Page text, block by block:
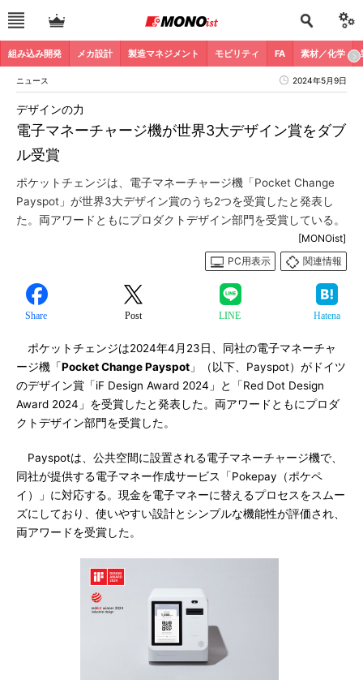
組み込み開発 メカ設計 製造マネジメント モビリティ FA 素材／化学
ニュース 2024年5月9日
電子マネーチャージ機が世界3大デザイン賞をダブ
ル受賞
デザインの力
ポケットチェンジは、電子マネーチャージ機「Pocket Change
Payspot」が世界3大デザイン賞のうち2つを受賞したと発表し
た。両アワードともにプロダクトデザイン部門を受賞している。
[MONOist]
PC用表示
関連情報
Share Post LINE Hatena
ポケットチェンジは2024年4月23日、同社の電子マネーチャ
ージ機「Pocket Change Payspot 」（以下、Payspot）がドイツ
のデザイン賞「iF Design Award 2024」と「Red Dot Design
Award 2024」を受賞したと発表した。両アワードともにプロダ
クトデザイン部門を受賞した。
Payspotは、公共空間に設置される電子マネーチャージ機で、
同社が提供する電子マネー作成サービス「Pokepay（ポケペ
イ）」に対応する。現金を電子マネーに替えるプロセスをスムー
ズにしており、使いやすい設計とシンプルな機能性が評価され、
両アワードを受賞した。